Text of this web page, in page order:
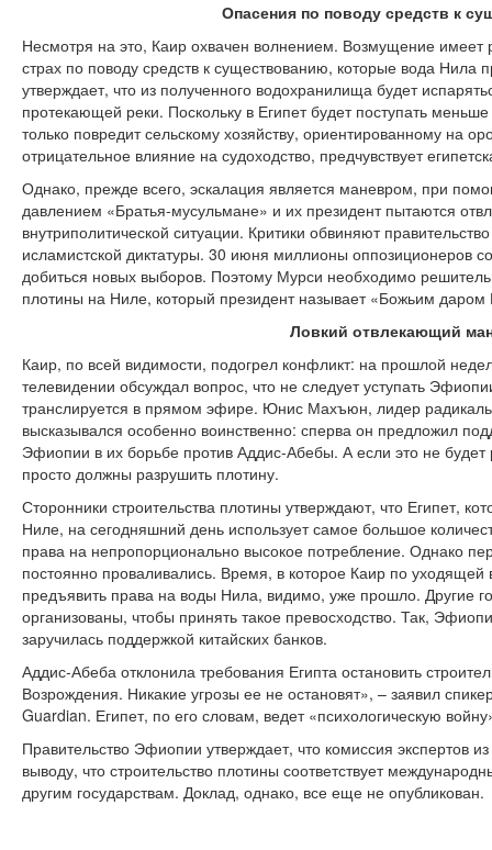
Опасения по поводу средств к
Несмотря на это, Каир охвачен волнением. Возмущение имеет
страх по поводу средств к существованию, которые вода Нила
утверждает, что из полученного водохранилища будет
протекающей реки. Поскольку в Египет будет поступать
только повредит сельскому хозяйству, ориентированному на
отрицательное влияние на судоходство, предчувствует
Однако, прежде всего, эскалация является маневром, при
давлением «Братья-мусульмане» и их президент пытаются
внутриполитической ситуации. Критики обвиняют
исламистской диктатуры. 30 июня миллионы оппозиционеров
добиться новых выборов. Поэтому Мурси необходимо
плотины на Ниле, который президент называет «Божьим даром
Ловкий отвлекающий
Каир, по всей видимости, подогрел конфликт: на прошлой
телевидении обсуждал вопрос, что не следует уступать
транслируется в прямом эфире. Юнис Махъюн, лидер
высказывался особенно воинственно: сперва он предложил
Эфиопии в их борьбе против Аддис-Абебы. А если это не будет
просто должны разрушить плотину.
Сторонники строительства плотины утверждают, что Египет,
Ниле, на сегодняшний день использует самое большое
права на непропорционально высокое потребление. Однако
постоянно проваливались. Время, в которое Каир по
предъявить права на воды Нила, видимо, уже прошло. Другие
организованы, чтобы принять такое превосходство. Так,
заручилась поддержкой китайских банков.
Аддис-Абеба отклонила требования Египта остановить
Возрождения. Никакие угрозы ее не остановят», – заявил
Guardian. Египет, по его словам, ведет «психологическую
Правительство Эфиопии утверждает, что комиссия экспертов
выводу, что строительство плотины соответствует
другим государствам. Доклад, однако, все еще не опубликован.